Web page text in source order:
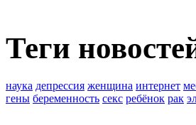
Теги
наука депрессия женщина интернет
гены беременность секс ребёнок рак